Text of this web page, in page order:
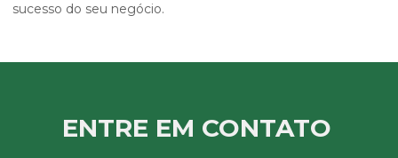
sucesso do seu negócio.
ENTRE EM CONTATO